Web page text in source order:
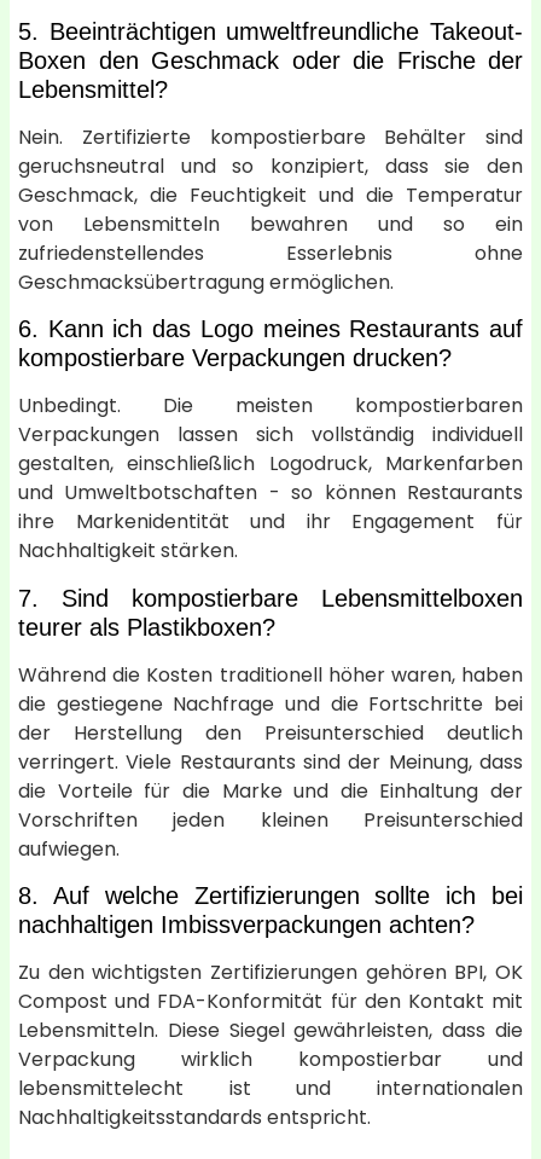
5. Beeinträchtigen umweltfreundliche Takeout-
Boxen den Geschmack oder die Frische der
Lebensmittel?
Nein. Zertifizierte kompostierbare Behälter sind
geruchsneutral und so konzipiert, dass sie den
Geschmack, die Feuchtigkeit und die Temperatur
von Lebensmitteln bewahren und so ein
zufriedenstellendes Esserlebnis ohne
Geschmacksübertragung ermöglichen.
6. Kann ich das Logo meines Restaurants auf
kompostierbare Verpackungen drucken?
Unbedingt. Die meisten kompostierbaren
Verpackungen lassen sich vollständig individuell
gestalten, einschließlich Logodruck, Markenfarben
und Umweltbotschaften - so können Restaurants
ihre Markenidentität und ihr Engagement für
Nachhaltigkeit stärken.
7. Sind kompostierbare Lebensmittelboxen
teurer als Plastikboxen?
Während die Kosten traditionell höher waren, haben
die gestiegene Nachfrage und die Fortschritte bei
der Herstellung den Preisunterschied deutlich
verringert. Viele Restaurants sind der Meinung, dass
die Vorteile für die Marke und die Einhaltung der
Vorschriften jeden kleinen Preisunterschied
aufwiegen.
8. Auf welche Zertifizierungen sollte ich bei
nachhaltigen Imbissverpackungen achten?
Zu den wichtigsten Zertifizierungen gehören BPI, OK
Compost und FDA-Konformität für den Kontakt mit
Lebensmitteln. Diese Siegel gewährleisten, dass die
Verpackung wirklich kompostierbar und
lebensmittelecht ist und internationalen
Nachhaltigkeitsstandards entspricht.